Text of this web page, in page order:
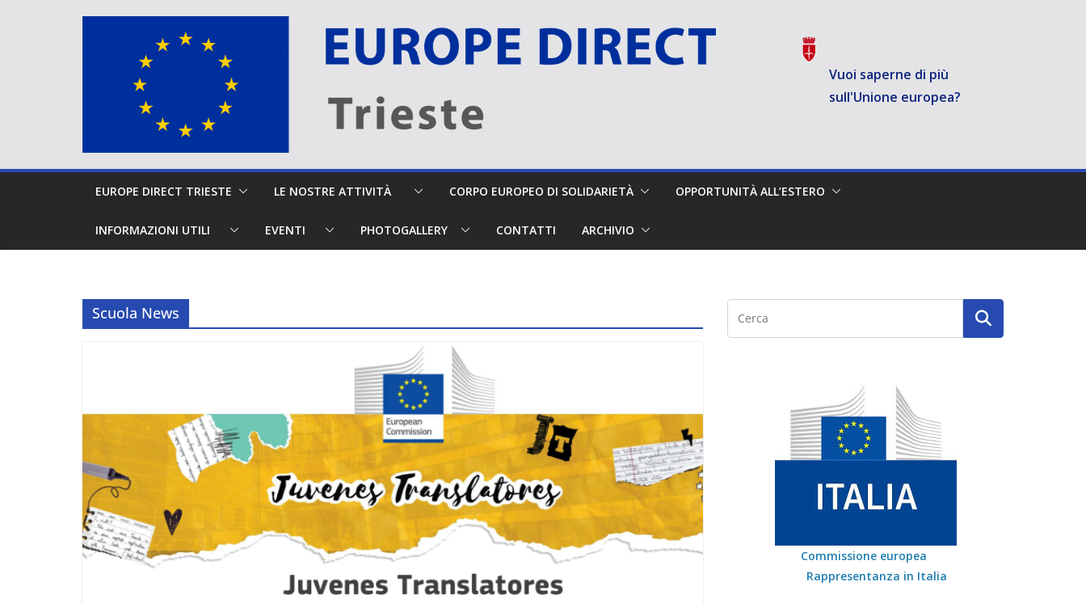
Vuoi saperne di più
sull'Unione europea?
EUROPE DIRECT TRIESTE LE NOSTRE ATTIVITÀ CORPO EUROPEO DI SOLIDARIETÀ OPPORTUNITÀ ALL’ESTERO
INFORMAZIONI UTILI EVENTI PHOTOGALLERY CONTATTI ARCHIVIO
Scuola News
Commissione europea
Rappresentanza in Italia